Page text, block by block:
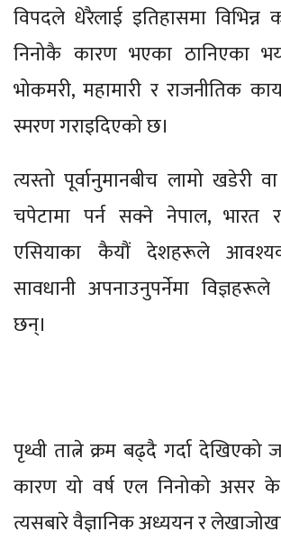
विपदले धेरैलाई इतिहासमा
निनोकै कारण भएका ठानिएका
भोकमरी, महामारी र राजनीतिक
स्मरण गराइदिएको छ।
त्यस्तो पूर्वानुमानबीच लामो खडेरी
चपेटामा पर्न सक्ने नेपाल, भारत
एसियाका कैयौं देशहरूले
सावधानी अपनाउनुपर्नेमा
छन्।
पृथ्वी तात्ने क्रम बढ्दै गर्दा
कारण यो वर्ष एल निनोको असर
त्यसबारे वैज्ञानिक अध्ययन र